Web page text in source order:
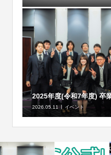
2025年度(令和7年度) 卒
2026.05.11 イベント